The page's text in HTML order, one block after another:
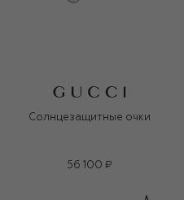
Солнцезащитные очки
56 100 ₽